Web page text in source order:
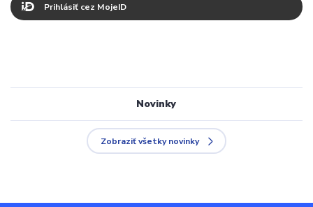
Novinky
Zobraziť všetky novinky
Prihlásiť cez MojeID